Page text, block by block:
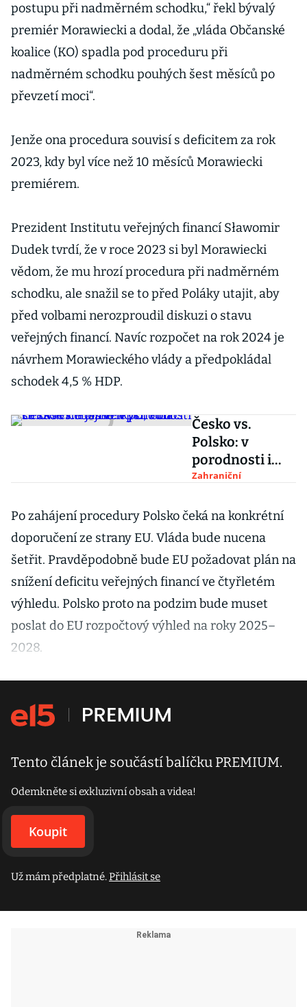
postupu při nadměrném schodku,“ řekl bývalý
premiér Morawiecki a dodal, že „vláda Občanské
koalice (KO) spadla pod proceduru při
nadměrném schodku pouhých šest měsíců po
převzetí moci“.
Jenže ona procedura souvisí s deficitem za rok
2023, kdy byl více než 10 měsíců Morawiecki
premiérem.
Prezident Institutu veřejných financí Sławomir
Dudek tvrdí, že v roce 2023 si byl Morawiecki
vědom, že mu hrozí procedura při nadměrném
schodku, ale snažil se to před Poláky utajit, aby
před volbami nerozproudil diskuzi o stavu
veřejných financí. Navíc rozpočet na rok 2024 je
návrhem Morawieckého vlády a předpokládal
schodek 4,5 % HDP.
Česko vs.
Polsko: v
porodnosti i
inovacích jsme
zase nebojí
velkých cílů
Zahraniční
Po zahájení procedury Polsko čeká na konkrétní
doporučení ze strany EU. Vláda bude nucena
šetřit. Pravděpodobně bude EU požadovat plán na
snížení deficitu veřejných financí ve čtyřletém
výhledu. Polsko proto na podzim bude muset
poslat do EU rozpočtový výhled na roky 2025–
2028.
Tento článek je součástí balíčku PREMIUM.
Odemkněte si exkluzivní obsah a videa!
Koupit
Už mám předplatné.Přihlásit se